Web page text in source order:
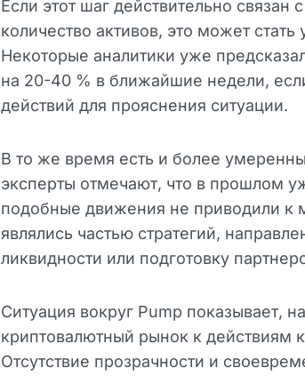
Если этот шаг действительно
количество активов, это может
Некоторые аналитики уже
на 20-40 % в ближайшие недели,
действий для прояснения ситуации.
В то же время есть и более
эксперты отмечают, что в прошлом
подобные движения не приводили к
являлись частью стратегий,
ликвидности или подготовку
Ситуация вокруг Pump показывает,
криптовалютный рынок к действиям
Отсутствие прозрачности и